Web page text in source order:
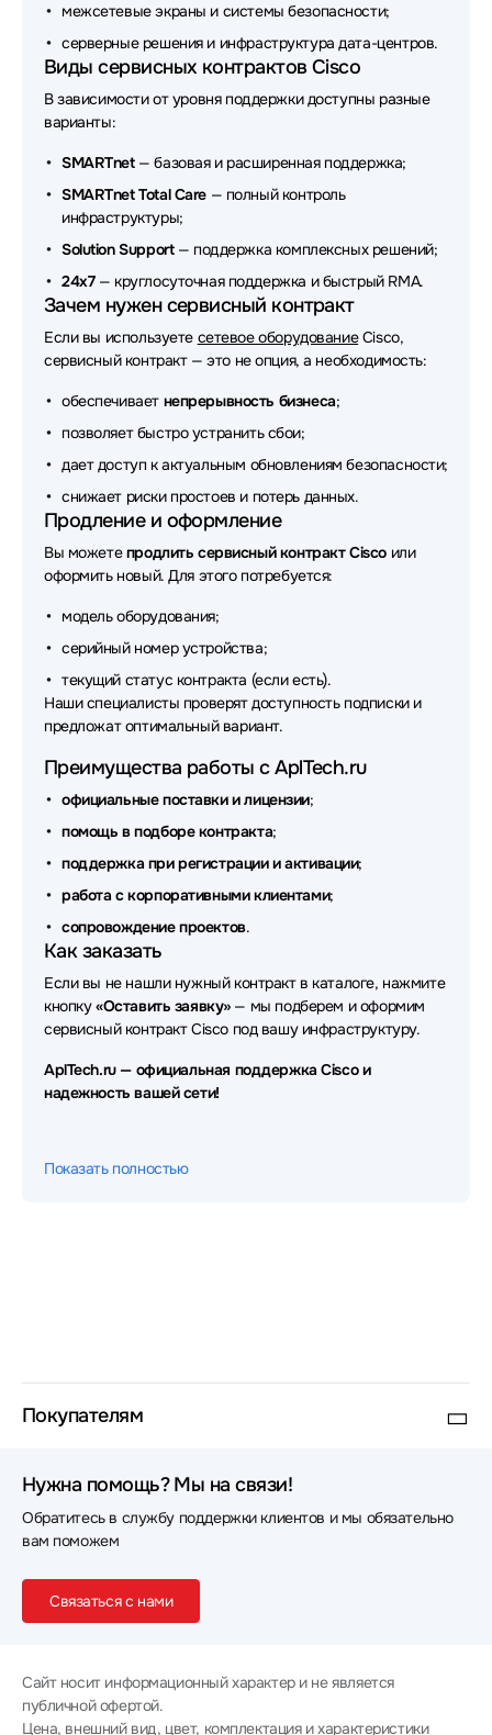
межсетевые экраны и системы безопасности;
серверные решения и инфраструктура дата-центров.
Виды сервисных контрактов Cisco
В зависимости от уровня поддержки доступны разные
варианты:
SMARTnet— базовая и расширенная поддержка;
SMARTnet Total Care — полный контроль
инфраструктуры;
Solution Support— поддержка комплексных решений;
24x7— круглосуточная поддержка и быстрый RMA.
Зачем нужен сервисный контракт
Если вы используете сетевое оборудованиеCisco,
сервисный контракт — это не опция, а необходимость:
обеспечивает непрерывность бизнеса;
позволяет быстро устранить сбои;
дает доступ к актуальным обновлениям безопасности;
снижает риски простоев и потерь данных.
Продление и оформление
Вы можетепродлить сервисный контракт Ciscoили
оформить новый. Для этого потребуется:
модель оборудования;
серийный номер устройства;
текущий статус контракта (если есть).
Наши специалисты проверят доступность подписки и
предложат оптимальный вариант.
Преимущества работы с AplTech.ru
официальные поставки и лицензии;
помощь в подборе контракта;
поддержка при регистрации и активации;
работа с корпоративными клиентами;
сопровождение проектов.
Как заказать
Если вы не нашли нужный контракт в каталоге, нажмите
кнопку«Оставить заявку»— мы подберем и оформим
сервисный контракт Cisco под вашу инфраструктуру.
AplTech.ru — официальная поддержка Cisco и
надежность вашей сети!
Показать полностью
Покупателям
Нужна помощь? Мы на связи!
Обратитесь в службу поддержки клиентов и мы обязательно
вам поможем
Связаться с нами
Сайт носит информационный характер и не является
публичной офертой.
Цена, внешний вид, цвет, комплектация и характеристики